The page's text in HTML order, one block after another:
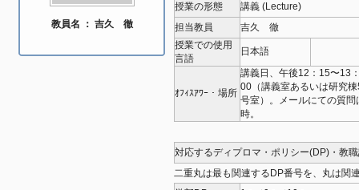
教員名 ： 吉久 徹
授業の形態
講義 (Lecture)
担当教員
吉久 徹
授業での使用
言語
日本語
ｵﾌｨｽｱﾜｰ・場所
講義日、午後12：15〜13
00（講義室あるいは研究
号室）。メールにての質問
時。
対応するディプロマ・ポリシー(DP)・教
二重丸は最も関連するDP番号を、丸は関